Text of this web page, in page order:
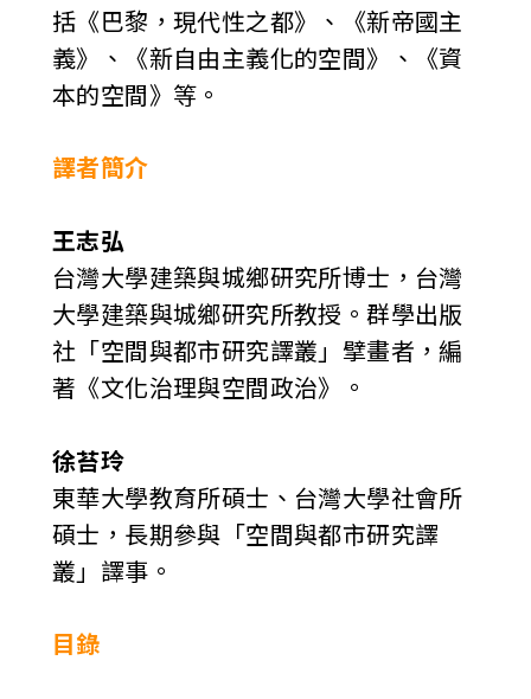
括《巴黎，現代性之都》、《新帝國主
義》、《新自由主義化的空間》、《資
本的空間》等。
譯者簡介
王志弘
台灣大學建築與城鄉研究所博士，台灣
大學建築與城鄉研究所教授。群學出版
社「空間與都市研究譯叢」擘畫者，編
著《文化治理與空間政治》。
徐苔玲
東華大學教育所碩士、台灣大學社會所
碩士，長期參與「空間與都市研究譯
叢」譯事。
目錄